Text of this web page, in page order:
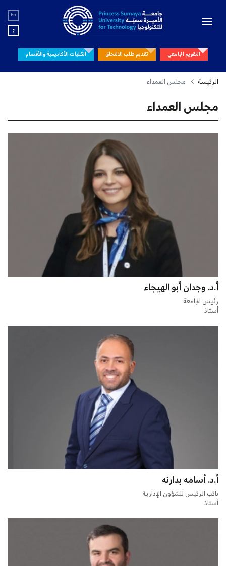
En
ع
التقويم الجامعي تقديم طلب الالتحاق الكليات الأكاديمية والأقسام
الرئيسة مجلس العمداء
مجلس العمداء
أ.د. وجدان أبو الهيجاء
رئيس الجامعة
أستاذ
أ.د. أسامه بدارنه
نائب الرئيس للشؤون الإدارية
أستاذ